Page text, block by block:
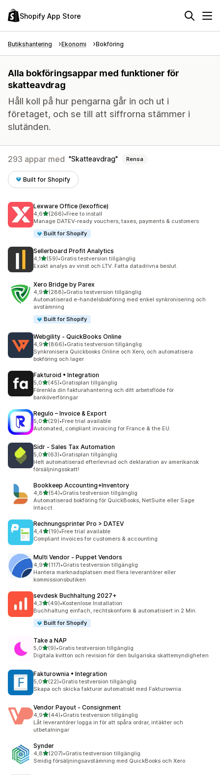
Shopify App Store
Butikshantering Ekonomi Bokföring
Alla bokföringsappar med funktioner för
skatteavdrag
Håll koll på hur pengarna går in och ut i
företaget, och se till att siffrorna stämmer i
slutänden.
293 appar med Skatteavdrag Rensa
Built for Shopify
Lexware Office (lexoffice)
4,6av 5 stjärnor
(266)
266 recensioner totalt
•Free to install
Manage DATEV-ready vouchers, taxes, payments & customers
Built for Shopify
Sellerboard Profit Analytics
4,1av 5 stjärnor
(59)
59 recensioner totalt
•Gratis testversion tillgänglig
Exakt analys av vinst och LTV. Fatta datadrivna beslut.
Xero Bridge by Parex
4,9av 5 stjärnor
(288)
288 recensioner totalt
•Gratis testversion tillgänglig
Automatiserad e-handelsbokföring med enkel synkronisering och
avstämning
Built for Shopify
Webgility ‑ QuickBooks Online
4,9av 5 stjärnor
(866)
866 recensioner totalt
•Gratis testversion tillgänglig
Synkronisera Quickbooks Online och Xero, och automatisera
bokföring och lager
Fakturoid • Integration
5,0av 5 stjärnor
(45)
45 recensioner totalt
•Gratisplan tillgänglig
Förenkla din fakturahantering och ditt arbetsflöde för
banköverföringar
Regulo – Invoice & Export
5,0av 5 stjärnor
(29)
29 recensioner totalt
•Free trial available
Automated, compliant invoicing for France & the EU.
Sidr ‑ Sales Tax Automation
5,0av 5 stjärnor
(63)
63 recensioner totalt
•Gratisplan tillgänglig
Helt automatiserad efterlevnad och deklaration av amerikansk
försäljningsskatt!
Bookkeep Accounting+Inventory
4,8av 5 stjärnor
(54)
54 recensioner totalt
•Gratis testversion tillgänglig
Automatiserad bokföring för QuickBooks, NetSuite eller Sage
Intacct.
Rechnungsprinter Pro > DATEV
4,4av 5 stjärnor
(19)
19 recensioner totalt
•Free trial available
Compliant invoices for customers & accounting
Multi Vendor ‑ Puppet Vendors
4,9av 5 stjärnor
(117)
117 recensioner totalt
•Gratis testversion tillgänglig
Hantera marknadsplatsen med flera leverantörer eller
kommissionsbutiken
sevdesk Buchhaltung 2027+
4,3av 5 stjärnor
(49)
49 recensioner totalt
•Kostenlose Installation
Buchhaltung einfach, rechtskonform & automatisiert in 2 Min.
Built for Shopify
Take a NAP
5,0av 5 stjärnor
(9)
9 recensioner totalt
•Gratis testversion tillgänglig
Digitala kvitton och revision för den bulgariska skattemyndigheten
Fakturownia • Integration
5,0av 5 stjärnor
(22)
22 recensioner totalt
•Gratis testversion tillgänglig
Skapa och skicka fakturor automatiskt med Fakturownia
Vendor Payout ‑ Consignment
4,9av 5 stjärnor
(44)
44 recensioner totalt
•Gratis testversion tillgänglig
Låt leverantörer logga in för att spåra ordrar, intäkter och
utbetalningar
Synder
4,8av 5 stjärnor
(207)
207 recensioner totalt
•Gratis testversion tillgänglig
Smidig försäljningsavstämning med QuickBooks och Xero